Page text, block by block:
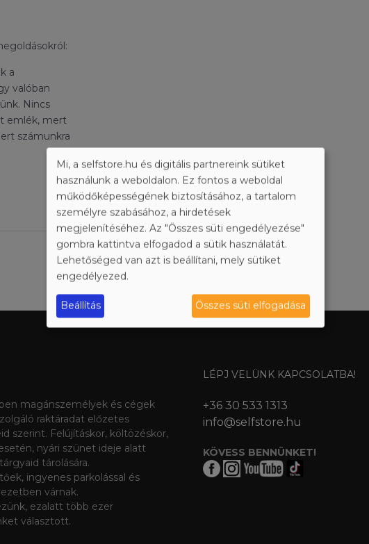
a
valóban
Nincs
emlék, mert
számunkra
magánszemélyek és cégek
raktáradat előzetes
szerint. Felújításkor, költözéskor,
nyári szünet ideje alatt
tárolására.
ingyenes parkolással és
várnak.
ezalatt több ezer
választott.
LÉPJ VELÜNK KAPCSOLATBA!
+36 30 533 1313
info@selfstore.hu
KÖVESS BENNÜNKET!
Mi, a selfstore.hu és digitális partnereink sütiket
használunk a weboldalon. Ez fontos a weboldal
működőképességének biztosításához, a tartalom
személyre szabásához, a hirdetések
megjelenítéséhez. Az "Összes süti engedélyezése"
gombra kattintva elfogadod a sütik használatát.
Lehetőséged van azt is beállítani, mely sütiket
engedélyezed.
Beállítás Összes süti elfogadása